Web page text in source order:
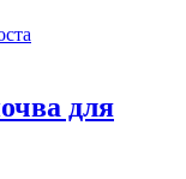
для